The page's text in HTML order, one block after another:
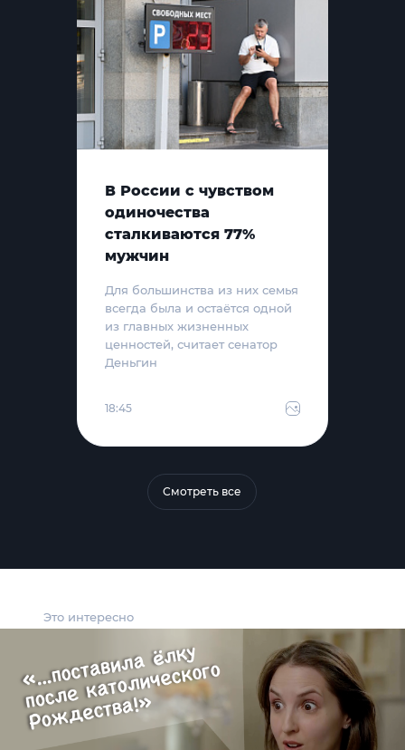
Это интересно
В России с чувством
одиночества
сталкиваются 77%
мужчин
Для большинства из них семья
всегда была и остаётся одной
из главных жизненных
ценностей, считает сенатор
Деньгин
18:45
Смотреть все